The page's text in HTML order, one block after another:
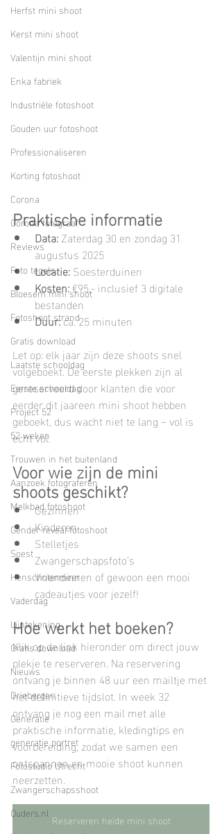
Herfst mini shoot
Kerst mini shoot
Valentijn mini shoot
Enka fabriek
Industriële fotoshoot
Gouden uur fotoshoot
Professionaliseren
Korting fotoshoot
Corona
Corona fotograaf
Reviews
Foto tegels
Bloesem mini shoot
Fotoshoot strand
Gratis download
Laatste schooldag
Eerste schooldag
Project 52
52 weken
Trouwen in het buitenland
Aanzoek fotograferen
Melkbad fotoshoot
Gender reveal fotoshoot
Soest
Henschotermeer
Vaderdag
Lijntekening
Gratis download
Nieuws
Driebergen
Generatie
generatie portret
Fotostudio Utrecht
Zwangerschapsshoot
Ouders.nl
Praktische informatie
Data: Zaterdag 30 en zondag 31
augustus 2025
Locatie: Soesterduinen
Kosten: €95,- inclusief 3 digitale
bestanden
Duur: ca. 25 minuten
Let op: elk jaar zijn deze shoots snel
volgeboekt. De eerste plekken zijn al
gereserveerd door klanten die voor
eerder dit jaareen mini shoot hebben
geboekt, dus wacht niet te lang – vol is
echt vol.
Voor wie zijn de mini
shoots geschikt?
Gezinnen
Kinderen
Stelletjes
Zwangerschapsfoto’s
Vriendinnen of gewoon een mooi
cadeautjes voor jezelf!
Hoe werkt het boeken?
Klik op de link hieronder om direct jouw
plekje te reserveren. Na reservering
ontvang je binnen 48 uur een mailtje met
het definitieve tijdslot. In week 32
ontvang je nog een mail met alle
praktische informatie, kledingtips en
voorbereiding, zodat we samen een
ontspannen en mooie shoot kunnen
neerzetten.
Reserveren heide mini shoot